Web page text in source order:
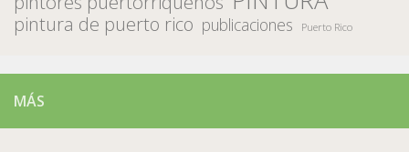
pintura de puerto rico publicaciones Puerto Rico
MÁS